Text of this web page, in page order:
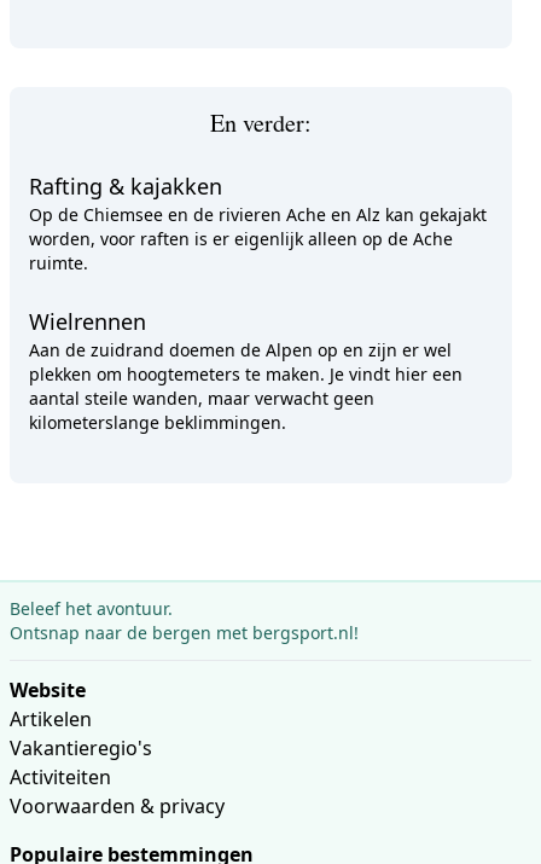
En verder:
Rafting & kajakken
Op de Chiemsee en de rivieren Ache en Alz kan gekajakt
worden, voor raften is er eigenlijk alleen op de Ache
ruimte.
Wielrennen
Aan de zuidrand doemen de Alpen op en zijn er wel
plekken om hoogtemeters te maken. Je vindt hier een
aantal steile wanden, maar verwacht geen
kilometerslange beklimmingen.
Beleef het avontuur.
Ontsnap naar de bergen met bergsport.nl!
Website
Artikelen
Vakantieregio's
Activiteiten
Voorwaarden & privacy
Populaire bestemmingen